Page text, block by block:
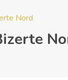
Nord